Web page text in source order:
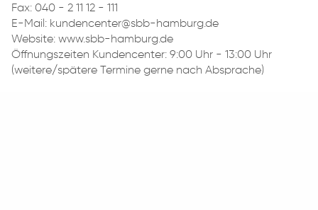
Fax: 040 - 2 11 12 - 111
E-Mail: kundencenter@sbb-hamburg.de
Website: www.sbb-hamburg.de
Öffnungszeiten Kundencenter: 9:00 Uhr - 13:00 Uhr
(weitere/spätere Termine gerne nach Absprache)